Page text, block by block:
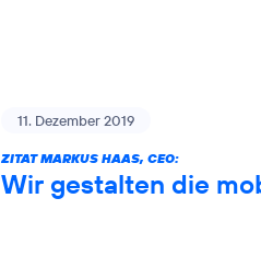
11. Dezember 2019
ZITAT MARKUS HAAS, CEO:
Wir gestalten die